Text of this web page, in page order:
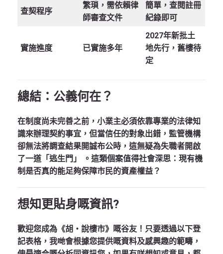
查契程序
繁瑣，需依賴律
師審查文件
簡單，查閱註冊
紀錄即可
實施進度 已實施多年
2027年新批土
地先行，舊樓待
定
總結：公義何在？
在制度尚未完善之前，小業主必須依靠專業的法律知
識來辦理契約事宜，但當信任的對象出錯，監管機構
卻無法將調查結果開誠布公時，這無疑為失職者開啟
了一道「逃生門」
。這類個案值得社會深思：現有機
制是否真的能足夠保障市民的資產權益？
想知更貼身嘅資訊?
歡迎您成為《胡‧說樓市》嘅谷友！只要透過以下登
記表格，我哋會根據您提供嘅資料及感興趣的範疇，